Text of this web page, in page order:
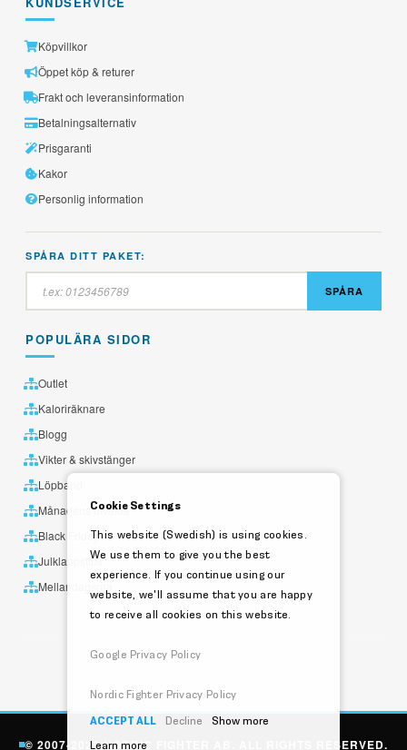
Köpvillkor
Öppet köp & returer
Frakt och leveransinformation
Betalningsalternativ
Prisgaranti
Kakor
Personlig information
SPÅRA DITT PAKET:
SPÅRA
POPULÄRA SIDOR
Outlet
Kaloriräknare
Blogg
Vikter & skivstänger
Löpband
Månadens utvalda
Black Friday
Julklappstips
Mellandagsrea
© 2007-2026 NORDIC FIGHTER AB. ALL RIGHTS RESERVED.
Cookie Settings
This website (Swedish) is using cookies.
We use them to give you the best
experience. If you continue using our
website, we'll assume that you are happy
to receive all cookies on this website.
Google Privacy Policy
Nordic Fighter Privacy Policy
ACCEPT ALL
Decline
Show more
Learn more